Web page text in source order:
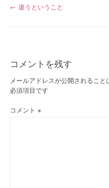
投
ビ
ゲ
ー
シ
← 違うということ
コメントを残す
メールアドレスが公開されること
必須項目です
コメント ※